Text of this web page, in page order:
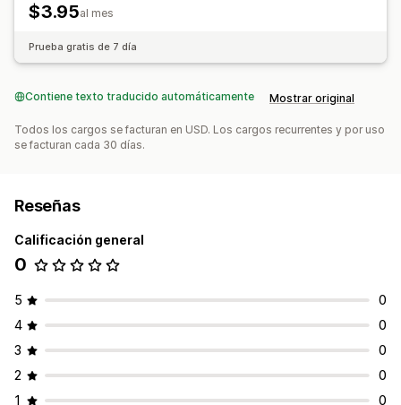
Páginas de producto
$3.95al mes
Prueba gratis de 7 día
Contiene texto traducido automáticamente Mostrar original
Todos los cargos se facturan en USD. Los cargos recurrentes y por uso
se facturan cada 30 días.
Reseñas
Calificación general
0
5
0
4
0
3
0
2
0
1
0